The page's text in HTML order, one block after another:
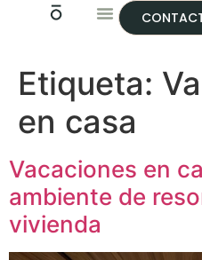
Etiqueta:
en casa
Vacaciones en
ambiente de
vivienda